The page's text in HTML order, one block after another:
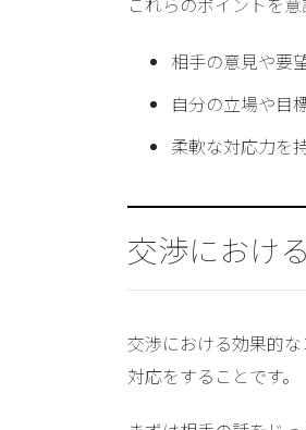
相手の意見や要
自分の立場や目
柔軟な対応力を
交渉におけ
交渉における効果的
対応をすることです。